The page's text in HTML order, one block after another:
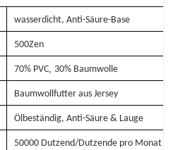
wasserdicht, Anti-Säure-Base
500Zen
70% PVC, 30% Baumwolle
Baumwollfutter aus Jersey
Ölbeständig, Anti-Säure & Lauge
50000 Dutzend/Dutzende pro Monat